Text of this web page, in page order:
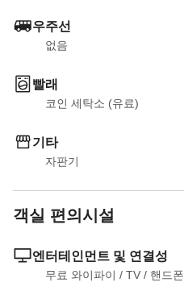
우주선
없음
빨래
코인 세탁소 (유료)
기타
자판기
객실 편의시설
엔터테인먼트 및 연결성
무료 와이파이 / TV / 핸드폰